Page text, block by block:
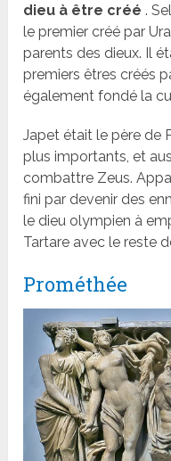
dieu à être créé .
le premier créé par
parents des dieux. Il
premiers êtres créés
également fondé la
Japet était le père de
plus importants, et
combattre Zeus.
fini par devenir des
le dieu olympien à
Tartare avec le reste
Prométhée